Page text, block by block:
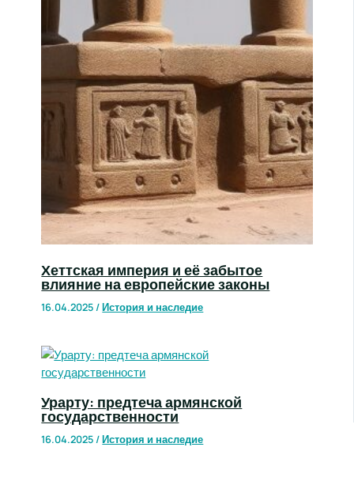
Хеттская империя и её забытое
влияние на европейские законы
16.04.2025/История и наследие
Урарту: предтеча армянской
государственности
16.04.2025/История и наследие